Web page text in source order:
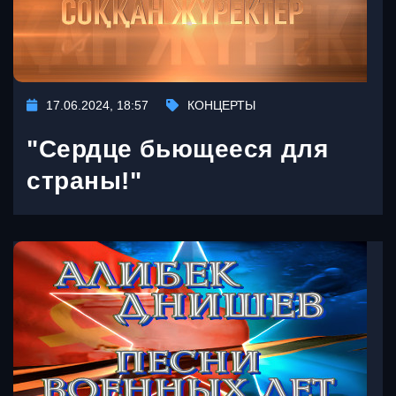
17.06.2024, 18:57 КОНЦЕРТЫ
"Сердце бьющееся для
страны!"